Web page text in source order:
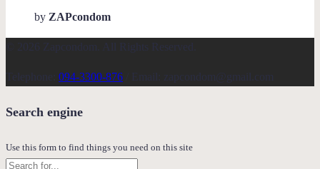
by ZAPcondom
© 2026 Zapcondom. All Rights Reserved.
Telephone: 094-3300-876 / Email: zapcondom@gmail.com
Search engine
Use this form to find things you need on this site